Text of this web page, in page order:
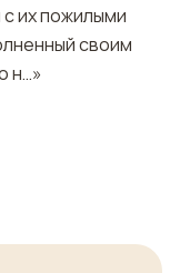
их пожилыми
своим
н…»